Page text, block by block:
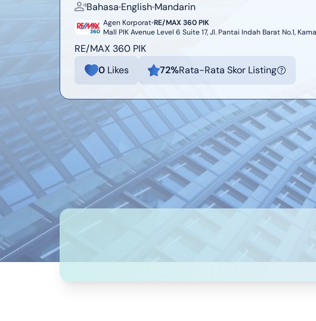
Bahasa English Mandarin
Agen Korporat RE/MAX 360 PIK
Mall PIK Avenue Level 6 Suite 17, Jl. Pantai Indah Barat No.1,
RE/MAX 360 PIK
0 Likes 72%Rata-Rata Skor Listing